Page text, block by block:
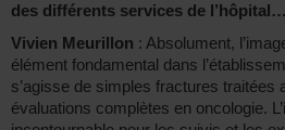
des différents services de l’hôpital…
Vivien Meurillon : Absolument,
élément fondamental dans
s’agisse de simples fractures traitées
évaluations complètes en oncologie.